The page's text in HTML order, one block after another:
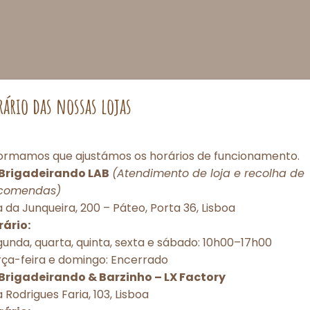
as melhores experiências, utilizamos tecnologias como cookies
e/ou acessar informações do dispositivo. O consentimento com essas
processar dados como comportamento de navegação ou IDs únicos
ou a retirada do consentimento podem afetar negativamente
e funções.
das nossas lojas
que ajustámos os horários de funcionamento.
LAB (Atendimento de loja e recolha de
da Junqueira, 200 – Páteo, Porta 36, Lisboa
quarta, quinta, sexta e sábado: 10h00–17h00
feira e domingo: Encerrado
& Barzinho – LX Factory
Rodrigues Faria, 103, Lisboa